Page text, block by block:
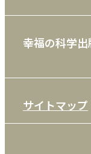
雑誌
CD
DVD・
利用規
特定商
プライ
幸福の科学
メディ
サイトマップ